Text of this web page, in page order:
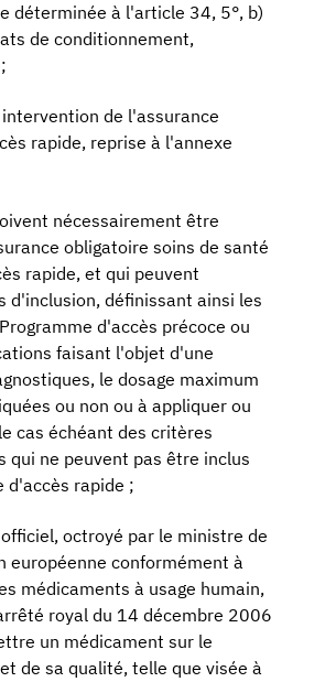
déterminée à l'article 34, 5°, b)
de conditionnement,
de l'assurance
rapide, reprise à l'annexe
nécessairement être
obligatoire soins de santé
rapide, et qui peuvent
définissant ainsi les
d'accès précoce ou
faisant l'objet d'une
le dosage maximum
ou non ou à appliquer ou
cas échéant des critères
qui ne peuvent pas être inclus
d'accès rapide ;
octroyé par le ministre de
européenne conformément à
médicaments à usage humain,
royal du 14 décembre 2006
un médicament sur le
de sa qualité, telle que visée à